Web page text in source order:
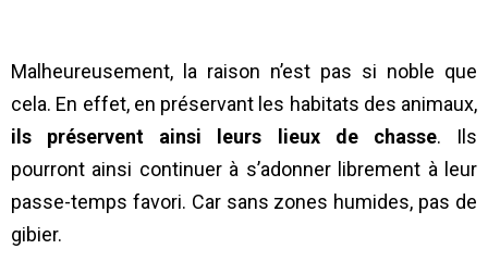
Malheureusement, la raison n’est pas si noble que
cela. En effet, en préservant les habitats des animaux,
ils préservent ainsi leurs lieux de chasse. Ils
pourront ainsi continuer à s’adonner librement à leur
passe-temps favori. Car sans zones humides, pas de
gibier.